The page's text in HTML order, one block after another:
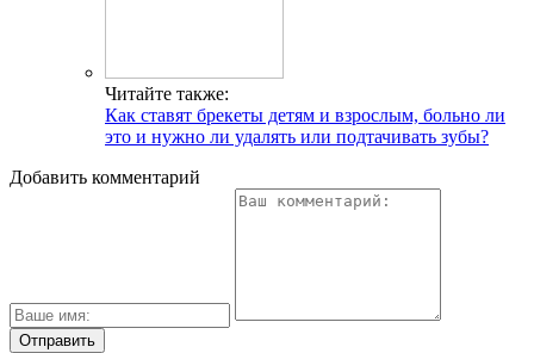
Читайте также:
Как ставят брекеты детям и взрослым, больно ли
это и нужно ли удалять или подтачивать зубы?
Добавить комментарий